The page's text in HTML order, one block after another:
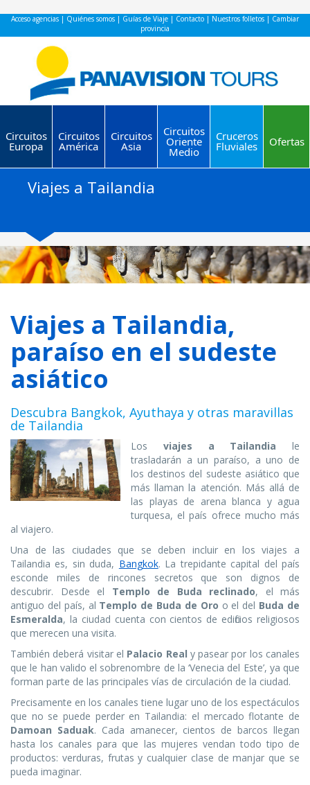
Acceso agencias | Quiénes somos | Guías de Viaje | Contacto | Nuestros folletos | Cambiar
provincia
Circuitos
Europa
Circuitos
América
Circuitos
Asia
Circuitos
Oriente
Medio
Cruceros
Fluviales Ofertas
Viajes a Tailandia
Viajes a Tailandia,
paraíso en el sudeste
asiático
Descubra Bangkok, Ayuthaya y otras maravillas
de Tailandia
Los viajes a Tailandia le
trasladarán a un paraíso, a uno de
los destinos del sudeste asiático que
más llaman la atención. Más allá de
las playas de arena blanca y agua
turquesa, el país ofrece mucho más
al viajero.
Una de las ciudades que se deben incluir en los viajes a
Tailandia es, sin duda, Bangkok. La trepidante capital del país
esconde miles de rincones secretos que son dignos de
descubrir. Desde el Templo de Buda reclinado, el más
antiguo del país, al Templo de Buda de Oro o el del Buda de
Esmeralda, la ciudad cuenta con cientos de edificios religiosos
que merecen una visita.
También deberá visitar el Palacio Real y pasear por los canales
que le han valido el sobrenombre de la ‘Venecia del Este’, ya que
forman parte de las principales vías de circulación de la ciudad.
Precisamente en los canales tiene lugar uno de los espectáculos
que no se puede perder en Tailandia: el mercado flotante de
Damoan Saduak. Cada amanecer, cientos de barcos llegan
hasta los canales para que las mujeres vendan todo tipo de
productos: verduras, frutas y cualquier clase de manjar que se
pueda imaginar.